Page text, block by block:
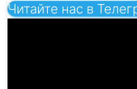
Читайте нас в